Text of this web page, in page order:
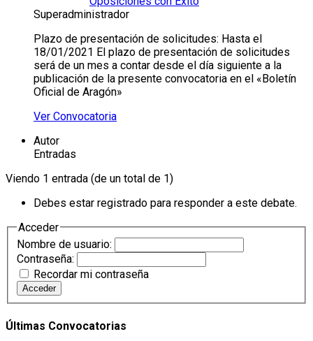
Superadministrador
Plazo de presentación de solicitudes: Hasta el
18/01/2021 El plazo de presentación de solicitudes
será de un mes a contar desde el día siguiente a la
publicación de la presente convocatoria en el «Boletín
Oficial de Aragón»
Ver Convocatoria
Autor
Entradas
Viendo 1 entrada (de un total de 1)
Debes estar registrado para responder a este debate.
Acceder
Nombre de usuario:
Contraseña:
Recordar mi contraseña
Acceder
Últimas Convocatorias